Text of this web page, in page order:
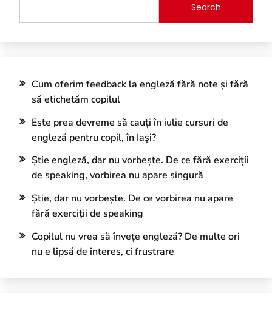
Search
Cum oferim feedback la engleză fără note și fără
să etichetăm copilul
Este prea devreme să cauți în iulie cursuri de
engleză pentru copil, în Iași?
Știe engleză, dar nu vorbește. De ce fără exerciții
de speaking, vorbirea nu apare singură
Știe, dar nu vorbește. De ce vorbirea nu apare
fără exerciții de speaking
Copilul nu vrea să învețe engleză? De multe ori
nu e lipsă de interes, ci frustrare